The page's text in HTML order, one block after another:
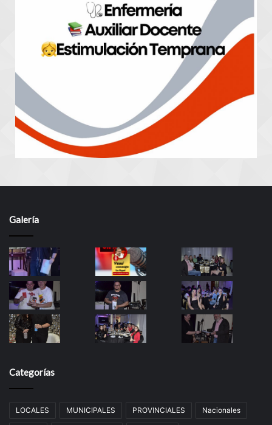
Galería
Categorías
LOCALES MUNICIPALES PROVINCIALES Nacionales